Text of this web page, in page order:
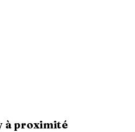
à proximité